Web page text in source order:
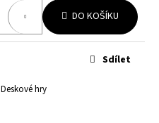
DO KOŠÍKU
Deskové hry
Sdílet